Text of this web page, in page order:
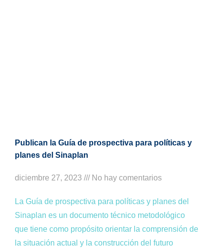
Publican la Guía de prospectiva para políticas y
planes del Sinaplan
diciembre 27, 2023 No hay comentarios
La Guía de prospectiva para políticas y planes del
Sinaplan es un documento técnico metodológico
que tiene como propósito orientar la comprensión de
la situación actual y la construcción del futuro